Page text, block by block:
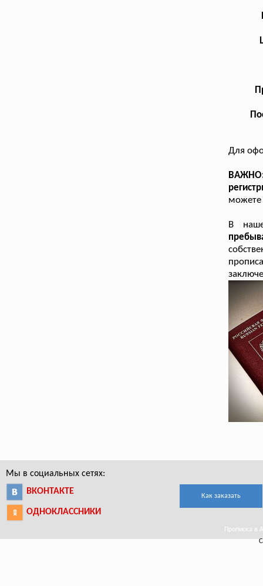
Для
можете
В
Мы в социальных сетях:
ВКОНТАКТЕ
ОДНОКЛАССНИКИ
Как заказать
Прописка в